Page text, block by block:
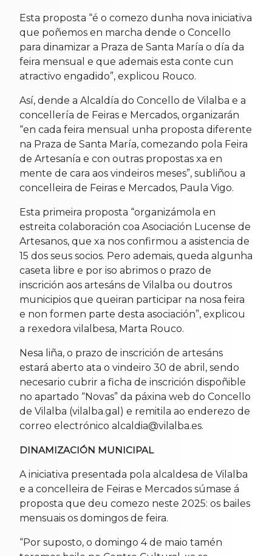
Esta proposta “é o comezo dunha nova iniciativa
que poñemos en marcha dende o Concello
para dinamizar a Praza de Santa María o día da
feira mensual e que ademais esta conte cun
atractivo engadido”, explicou Rouco.
Así, dende a Alcaldía do Concello de Vilalba e a
concellería de Feiras e Mercados, organizarán
“en cada feira mensual unha proposta diferente
na Praza de Santa María, comezando pola Feira
de Artesanía e con outras propostas xa en
mente de cara aos vindeiros meses”, subliñou a
concelleira de Feiras e Mercados, Paula Vigo.
Esta primeira proposta “organizámola en
estreita colaboración coa Asociación Lucense de
Artesanos, que xa nos confirmou a asistencia de
15 dos seus socios. Pero ademais, queda algunha
caseta libre e por iso abrimos o prazo de
inscrición aos artesáns de Vilalba ou doutros
municipios que queiran participar na nosa feira
e non formen parte desta asociación”, explicou
a rexedora vilalbesa, Marta Rouco.
Nesa liña, o prazo de inscrición de artesáns
estará aberto ata o vindeiro 30 de abril, sendo
necesario cubrir a ficha de inscrición dispoñible
no apartado “Novas” da páxina web do Concello
de Vilalba (vilalba.gal) e remitila ao enderezo de
correo electrónico alcaldia@vilalba.es.
DINAMIZACIÓN MUNICIPAL
A iniciativa presentada pola alcaldesa de Vilalba
e a concelleira de Feiras e Mercados súmase á
proposta que deu comezo neste 2025: os bailes
mensuais os domingos de feira.
“Por suposto, o domingo 4 de maio tamén